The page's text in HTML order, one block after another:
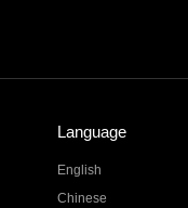
Language
English
Chinese